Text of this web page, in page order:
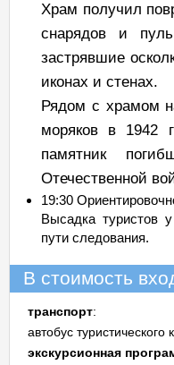
Храм получил
снарядов и
застрявшие
иконах и стенах.
Рядом с храмом
моряков в 1942
памятник
Отечественной
19:30
Высадка туристов
пути следования.
В стоимость
транспорт:
автобус туристического
экскурсионная